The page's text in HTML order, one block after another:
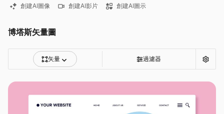
創建AI圖像 創建AI影片 創建AI圖示
博塔斯矢量圖
矢量 過濾器